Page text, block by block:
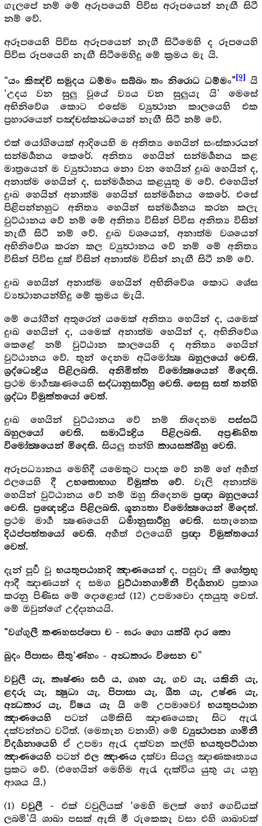
ගැලපේ නම් මේ අරූපයෙහි පිවිස අරූපයෙන් නැඟී සිටී
නම් වේ.
අරූපයෙහි පිවිස අරූපයෙන් නැගී සිටීමෙහි ද රූපයෙහි
පිවිස රූපයෙහි නැඟී සිටීමෙහිදු මේ ක්‍ර‍මය මැ යි.
“යං කිඤ්චි සමුදය ධම්මං සබ්බං තං නිරොධ ධම්මං” [9]
යි
‘උදය වන සුලු වූයේ ව්‍යය වන සුලුයැ යි’ මෙසේ
අභිනිවේශ කොට එසේම ව්‍යුත්‍ථාන කාලයෙහි එක
ප්‍ර‍හාරයෙන් පඤ්චස්කන්‍ධයෙන් නැඟී සිටී නම් වේ.
එක් යෝගියෙක් ආදියෙහි ම අනිත්‍ය හෙයින් සංස්කාරයන්
සන්මර්‍ශනය කෙරේ. අනිත්‍ය හෙයින් සන්මර්‍ශනය කළ
මාත්‍රයෙන් ම ව්‍යුත්‍ථානය නො වන හෙයින් දුඃඛ හෙයින් ද,
අනාත්ම හෙයින් ද, සන්මර්‍ශනය කළයුතු ම වේ. එහෙයින්
දුඃඛ හෙයින් අනාත්ම හෙයින් සන්මර්‍ශනය කෙරේ. එසේ
පිළිපන්නහුට අනිත්‍ය හෙයින් සන්මර්‍ශනය කරන කලැ
වුට්ඨානය වේ නම් මේ අනිත්‍ය විසින් පිවිස අනිත්‍ය විසින්
නැඟී සිටී නම් වේ. දුඃඛ වශයෙන්, අනාත්ම වශයෙන්
අභිනිවේශ කරන කල ව්‍යුත්‍ථානය වේ නම් මේ අනිත්‍ය
විසින් පිවිස දුක් විසින් අනාත්ම විසින් නැඟී සිටී නම් වේ.
දුඃඛ හෙයින් අනාත්ම හෙයින් අභිනිවේශ කොට ශේස
ව්‍යත්‍ථානයන්හිදු මේ ක්‍ර‍මය මැයි.
මේ යෝගීන් අතුරෙන් යමෙක් අනිත්‍ය හෙයින් ද, යමෙක්
දුඃඛ හෙයින් ද, යමෙක් අනාත්ම හෙයින් ද, අභිනිවේශ
කෙළේ නම් වුට්ඨාන කාලයෙහි ද අනිත්‍ය හෙයින්
වුට්ඨානය වේ. තුන් දෙනම අධිමෝක්‍ෂ බහුලයෝ වෙති.
ශ්‍ර‍ද්ධෙන්‍ද්‍රිය පිළිලබති. අනිමිත්ත විමෝක්‍ෂයෙන් මිදෙති.
ප්‍ර‍ථම මාර්‍ගක්‍ෂණයෙහි සද්ධානුසාරීහු වෙති. සෙසු සත් තන්හි
ශ්‍ර‍ද්ධා විමුක්තයෝ වෙත්.
දුඃඛ හෙයින් වුට්ඨානය වේ නම් තිදෙනමපස්සධි
බහුලයෝ වෙති. සමාධින්‍ද්‍රිය පිළිලබති. අප්‍ර‍ණිහිත
විමෝක්‍ෂයෙන් මිදෙති. සියලු තන්හි කායසක්ඛීහු වෙති.
අරූපධ්‍යානය මෙහිදී යමෙකුට පාදක වේ නම් හේ අර්‍හත්
ඵලයෙහි දී උභතොභාග විමුක්ත වේ. වැලි අනාත්ම
හෙයින් වුට්ඨානය වේ නම් ඔහු තිදෙනමප්‍ර‍ඥා බහුලයෝ
වෙති. ප්‍රඥෙන්‍ද්‍රිය පිළිලබති. ශූන්‍යතා විමෝක්‍ෂයෙන් මිදෙත්.
ප්‍ර‍ථම මාර්‍ග ක්‍ෂණයෙහි ධර්‍මානුසාරීහු වෙති. සතැනෙක
දිඨප්පත්තයෝ වෙති. අර්‍හත් ඵලයෙහි ප්‍ර‍ඥා විමුක්තයෝ
වෙත්.
දැන් පූර්‍ව වූ භයතුපඨානදි ඤාණයෙන්ද, පසුවැ කීගෝත්‍ර‍භු
ආදී ඤාණයන් ද සමගවුට්ඨානගාමිනී විදර්‍ශනාව
ප්‍ර‍කාශ
කරනු පිණිස මේ දොළොස් (12) උපමාවො දතයුතු වෙත්.
මේ ඔවුන්ගේ උද්දානයයි.
“වග්ගුලී කණහසප්පො ච - ඝරං ගො යක්ඛි දාර කො
ඛුදං පීපාසං සීතු‘ණ්හං - අන්‍ධකාරං විසෙන ච”
වවුලී යැ, කෘෂ්ණා සර්‍ප ය, ගෘහ යැ, ගව යැ, යකිනි යැ,
ළදරු යැ, ක්‍ෂුධා යැ, පිපාසා යැ, ශීත යැ, උෂ්ණ යැ,
අන්‍ධකාර යැ, විෂය යැ යි මේ උපමාවෝභයතුපඨාන
ඤාණයෙහි පටන් යම්කිසි ඤාණයෙකැ සිට ඇරැ
දක්වන්නට වටිත්. (මෙතැන වනාහි) මේ ව්‍යුත්‍ථාපන ගාමිනී
විදර්‍ශනායෙහි ඒ උපමා ඇරැ දක්වන කල්හිභයතුපට්ඨාන
ඤාණයෙහි පටන් ඵල ඤාණය දක්වා සියලු ඤාණකෘත්‍යය
ප්‍ර‍කට වේ. (එහෙයින් මෙහිම ඇරැ දැක්විය යුතු යැ යනු
ආශය යි.)
(1)වවුලී - එක් වවුලියක් ‘මෙහි මලක් හෝ ගෙඩියක්
ලබමි’යි ශාඛා පසක් ඇති මී රුකෙකැ වසා එහි ශාඛාවක්